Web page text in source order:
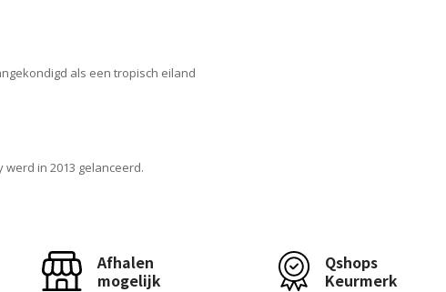
als een tropisch eiland
in 2013 gelanceerd.
Afhalen
mogelijk
Qshops
Keurmerk